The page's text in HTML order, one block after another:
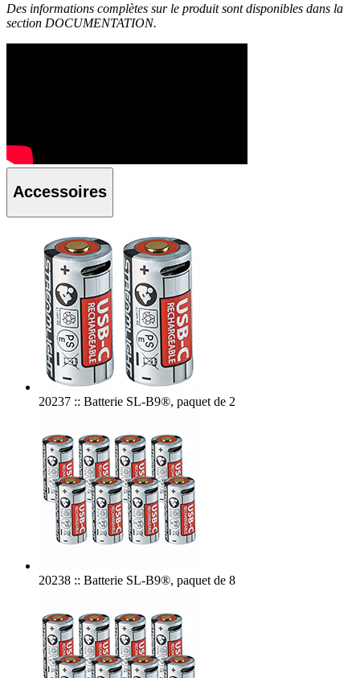
Des informations complètes sur le produit sont disponibles dans la
section DOCUMENTATION.
Accessoires
20237 :: Batterie SL-B9®, paquet de 2
20238 :: Batterie SL-B9®, paquet de 8